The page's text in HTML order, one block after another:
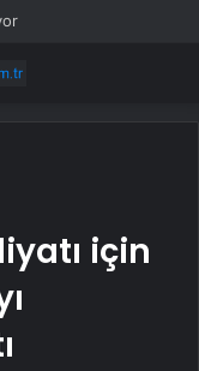
için